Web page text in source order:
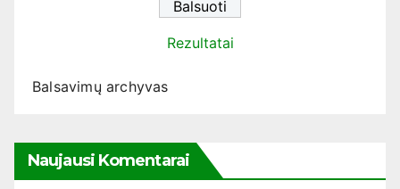
Rezultatai
Balsavimų archyvas
Naujausi Komentarai